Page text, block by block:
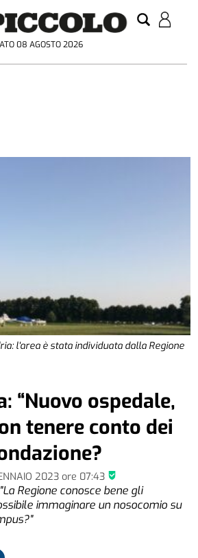
08 AGOSTO 2026
l'area è stata individuata dalla Regione
2023ore 07:43
“Nuovo ospedale,
tenere conto dei
Regione conosce bene gli
immaginare un nosocomio su